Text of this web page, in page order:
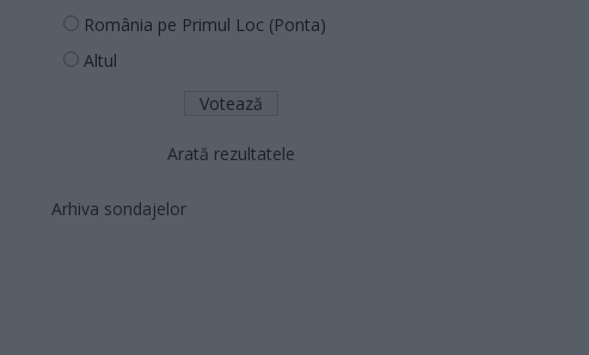
România pe Primul Loc (Ponta)
Altul
Arată rezultatele
Arhiva sondajelor